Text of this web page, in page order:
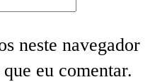
neste navegador
eu comentar.